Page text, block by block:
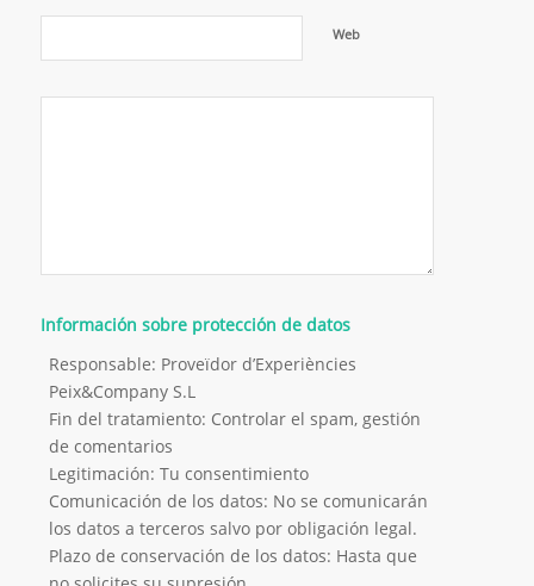
Web
Información sobre protección de datos
Responsable: Proveïdor d’Experiències
Peix&Company S.L
Fin del tratamiento: Controlar el spam, gestión
de comentarios
Legitimación: Tu consentimiento
Comunicación de los datos: No se comunicarán
los datos a terceros salvo por obligación legal.
Plazo de conservación de los datos: Hasta que